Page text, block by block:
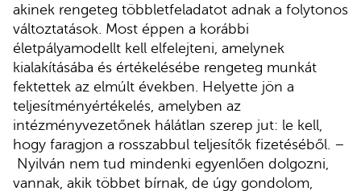
akinek rengeteg többletfeladatot adnak a folytonos
változtatások. Most éppen a korábbi
életpályamodellt kell elfelejteni, amelynek
kialakításába és értékelésébe rengeteg munkát
fektettek az elmúlt években. Helyette jön a
teljesítményértékelés, amelyben az
intézményvezetőnek hálátlan szerep jut: le kell,
hogy faragjon a rosszabbul teljesítők fizetéséből. –
Nyilván nem tud mindenki egyenlően dolgozni,
vannak, akik többet bírnak, de úgy gondolom,